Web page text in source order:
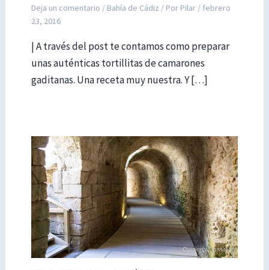
Deja un comentario / Bahía de Cádiz / Por Pilar / febrero
23, 2016
| A través del post te contamos como preparar
unas auténticas tortillitas de camarones
gaditanas. Una receta muy nuestra. Y […]